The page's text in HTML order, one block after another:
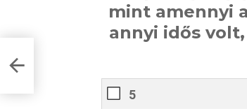
mint amennyi
annyi idős
5